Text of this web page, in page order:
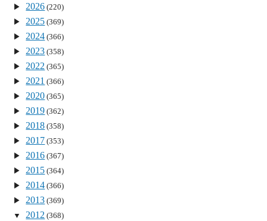
2026 (220)
2025 (369)
2024 (366)
2023 (358)
2022 (365)
2021 (366)
2020 (365)
2019 (362)
2018 (358)
2017 (353)
2016 (367)
2015 (364)
2014 (366)
2013 (369)
2012 (368)